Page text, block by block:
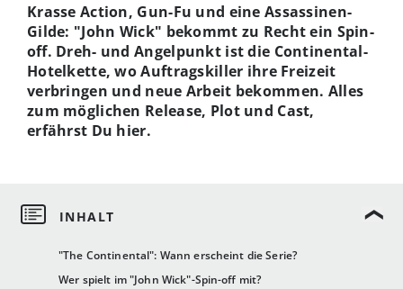
"The Continental": Wann erscheint die Serie?
Wer spielt im "John Wick"-Spin-off mit?
Krasse Action, Gun-Fu und eine Assassinen-
Gilde: "John Wick" bekommt zu Recht ein Spin-
off. Dreh- und Angelpunkt ist die Continental-
Hotelkette, wo Auftragskiller ihre Freizeit
verbringen und neue Arbeit bekommen. Alles
zum möglichen Release, Plot und Cast,
erfährst Du hier.